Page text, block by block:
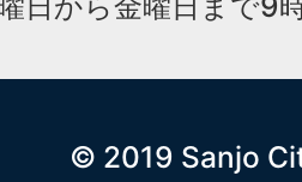
© 2019 Sanjo